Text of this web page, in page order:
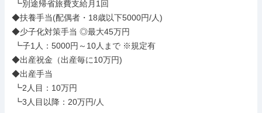
◆扶養手当(配偶者・18歳以下5000円/人)
◆少子化対策手当 ◎最大45万円
◆出産祝金（出産毎に10万円)
◆出産手当